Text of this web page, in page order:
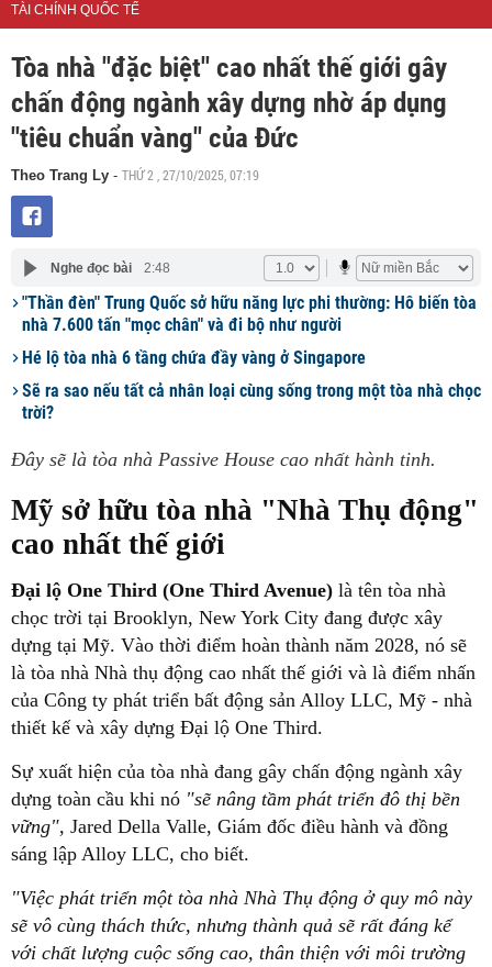
TÀI CHÍNH QUỐC TẾ
Tòa nhà "đặc biệt" cao nhất thế giới gây
chấn động ngành xây dựng nhờ áp dụng
"tiêu chuẩn vàng" của Đức
Theo Trang Ly - THỨ 2 , 27/10/2025, 07:19
Nghe đọc bài 2:48
"Thần đèn" Trung Quốc sở hữu năng lực phi thường: Hô biến tòa
nhà 7.600 tấn "mọc chân" và đi bộ như người
Hé lộ tòa nhà 6 tầng chứa đầy vàng ở Singapore
Sẽ ra sao nếu tất cả nhân loại cùng sống trong một tòa nhà chọc
trời?
Đây sẽ là tòa nhà Passive House cao nhất hành tinh.
Mỹ sở hữu tòa nhà "Nhà Thụ động"
cao nhất thế giới
Đại lộ One Third (One Third Avenue) là tên tòa nhà
chọc trời tại Brooklyn, New York City đang được xây
dựng tại Mỹ. Vào thời điểm hoàn thành năm 2028, nó sẽ
là tòa nhà Nhà thụ động cao nhất thế giới và là điểm nhấn
của Công ty phát triển bất động sản Alloy LLC, Mỹ - nhà
thiết kế và xây dựng Đại lộ One Third.
Sự xuất hiện của tòa nhà đang gây chấn động ngành xây
dựng toàn cầu khi nó "sẽ nâng tầm phát triển đô thị bền
vững", Jared Della Valle, Giám đốc điều hành và đồng
sáng lập Alloy LLC, cho biết.
"Việc phát triển một tòa nhà Nhà Thụ động ở quy mô này
sẽ vô cùng thách thức, nhưng thành quả sẽ rất đáng kể
với chất lượng cuộc sống cao, thân thiện với môi trường